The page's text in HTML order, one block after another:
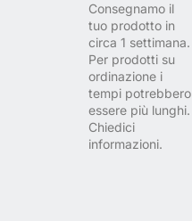
Consegnamo il
tuo prodotto in
circa 1 settimana.
Per prodotti su
ordinazione i
tempi potrebbero
essere più lunghi.
Chiedici
informazioni.